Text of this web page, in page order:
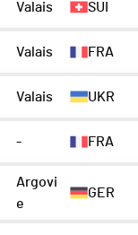
Valais SUI
Valais FRA
Valais UKR
- FRA
Argovi
e
GER